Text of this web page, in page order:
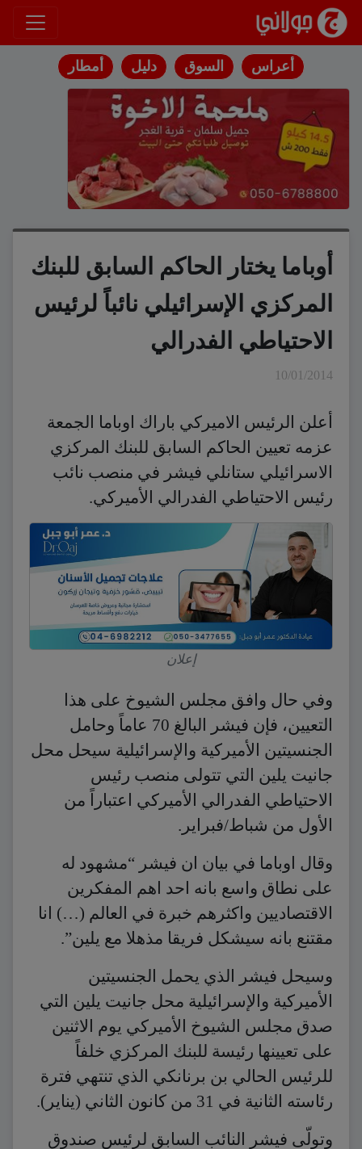
انتقل إلى المحتوى
أعراس السوق دليل أمطار
أوباما يختار الحاكم السابق للبنك
المركزي الإسرائيلي نائباً لرئيس
الاحتياطي الفدرالي
10/01/2014
أعلن الرئيس الاميركي باراك اوباما الجمعة
عزمه تعيين الحاكم السابق للبنك المركزي
الاسرائيلي ستانلي فيشر في منصب نائب
رئيس الاحتياطي الفدرالي الأميركي.
إعلان
وفي حال وافق مجلس الشيوخ على هذا
التعيين، فإن فيشر البالغ 70 عاماً وحامل
الجنسيتين الأميركية والإسرائيلية سيحل محل
جانيت يلين التي تتولى منصب رئيس
الاحتياطي الفدرالي الأميركي اعتباراً من
الأول من شباط/فبراير.
وقال اوباما في بيان ان فيشر “مشهود له
على نطاق واسع بانه احد اهم المفكرين
الاقتصاديين واكثرهم خبرة في العالم (…) انا
مقتنع بانه سيشكل فريقا مذهلا مع يلين”.
وسيحل فيشر الذي يحمل الجنسيتين
الأميركية والإسرائيلية محل جانيت يلين التي
صدق مجلس الشيوخ الأميركي يوم الاثنين
على تعيينها رئيسة للبنك المركزي خلفاً
للرئيس الحالي بن برنانكي الذي تنتهي فترة
رئاسته الثانية في 31 من كانون الثاني (يناير).
وتولّى فيشر النائب السابق لرئيس صندوق